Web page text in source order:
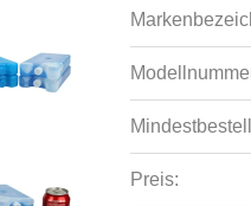
Preis: